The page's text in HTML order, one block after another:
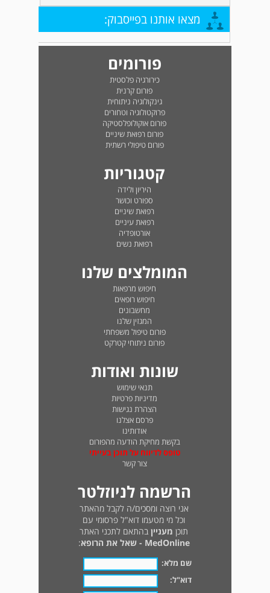
מצאו אותנו בפייסבוק:
פורומים
כירורגיה פלסטית
פורום קרנית
גינקולוגיה ניתוחית
פרוקטולוגיה וטחורים
פורום אוקולופלסטיקה
פורום רפואת שיניים
פורום טיפולי רשתית
קטגוריות
היריון ולידה
ספורט וכושר
רפואת שיניים
רפואת עיניים
אורטופדיה
רפואת נשים
המומלצים שלנו
חיפוש מרפאות
חיפוש רופאים
מחשבונים
המגזין שלנו
פורום טיפול משפחתי
פורום ניתוחי קטרקט
שונות ואודות
תנאי שימוש
מדיניות פרטיות
הצהרת נגישות
פרסם אצלנו
אודותינו
בקשת מחיקת הודעה מהפורום
טופס לדיווח על תוכן בעייתי
צור קשר
הרשמה לניוזלטר
אני רוצה ומסכים/ה לקבל מהאתר
וכל מי מטעמו דוא"ל פרסומי עם
תוכן מעניין בהתאם לתכני האתר
MedOnline - שאל את הרופא
:
שם מלא:
דוא"ל: